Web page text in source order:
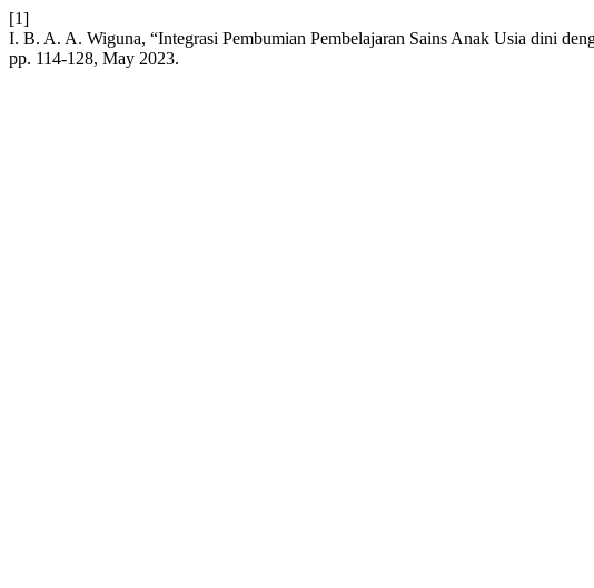
[1]
I. B. A. A. Wiguna, “Integrasi Pembumian Pembelajaran Sains Anak Usia dini
pp. 114-128, May 2023.